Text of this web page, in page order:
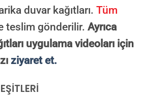
SIPARIŞ VER
SONRA BASKIYA GEÇILECEK
duvar kağıtları. Tüm
teslim gönderilir. Ayrıca
uygulama videoları için
ziyaret et.